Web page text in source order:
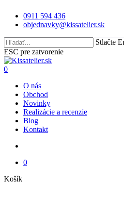
main
0911 594 436
objednavky@kissatelier.sk
Stlačte
ESC pre zatvorenie
Close
Search
search
0
O nás
Obchod
Novinky
Realizácie a recenzie
Blog
Kontakt
0
KošíkClose